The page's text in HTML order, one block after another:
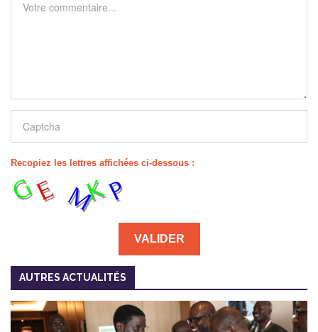
Recopiez les lettres affichées ci-dessous :
AUTRES ACTUALITÉS